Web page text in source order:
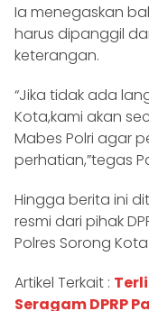
Ia menegaskan
harus dipanggil
keterangan.
“Jika tidak ada
Kota,kami akan
Mabes Polri agar
perhatian,”tegas
Hingga berita ini
resmi dari pihak
Polres Sorong
Artikel Terkait :
Seragam DPRP